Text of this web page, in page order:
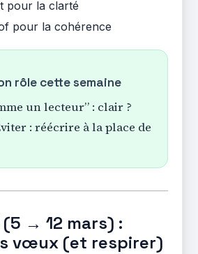
pour la clarté
pour la cohérence
rôle cette semaine
un lecteur” : clair ?
: réécrire à la place de
(5 → 12 mars) :
vœux (et respirer)